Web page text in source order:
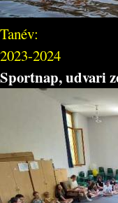
Tanév:
2023-2024
Sportnap, udvari